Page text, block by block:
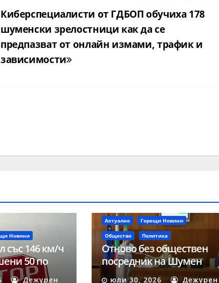
Киберспециалисти от ГДБОП обучиха 178
шуменски зрелостници как да се
предпазват от онлайн измами, трафик и
зависимости
Новини
със 146 км/ч
50 по
Дежурен
Актуално Горещи Новини
Общество Политика
Отново без обществен
посредник на Шумен
след осмата поред
юли 30, 2026 Дежурен